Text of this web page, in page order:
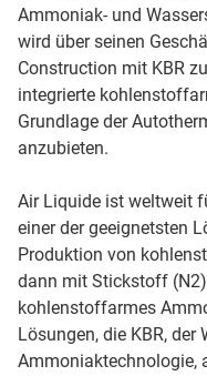
Ammoniak- und
wird über seinen
Construction mit KBR
integrierte
Grundlage der
anzubieten.
Air Liquide ist weltweit
einer der geeignetsten
Produktion von
dann mit Stickstoff
kohlenstoffarmes
Lösungen, die KBR,
Ammoniaktechnologie,